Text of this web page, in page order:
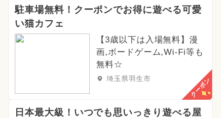
駐車場無料！クーポンでお得に遊べる可愛
い猫カフェ
【3歳以下は入場無料】漫
画,ボードゲーム,Wi-Fi等も
無料☆
埼玉県羽生市 クーポン
日本最大級！いつでも思いっきり遊べる屋